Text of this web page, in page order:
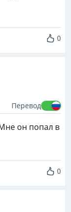
0
Перевод
он попал в
0